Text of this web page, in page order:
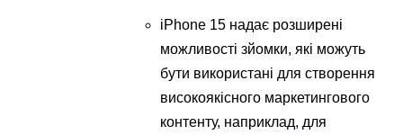
iPhone 15 надає розширені
можливості зйомки, які можуть
бути використані для створення
високоякісного маркетингового
контенту, наприклад, для